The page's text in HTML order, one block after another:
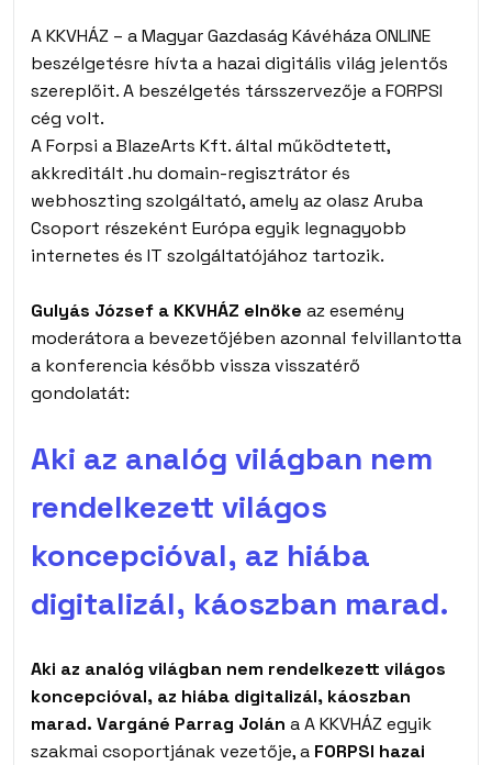
A KKVHÁZ – a Magyar Gazdaság Kávéháza ONLINE
beszélgetésre hívta a hazai digitális világ jelentős
szereplőit. A beszélgetés társszervezője a FORPSI
cég volt.
AForpsi a BlazeArts Kft. által működtetett,
akkreditált .hu domain-regisztrátor és
webhoszting szolgáltató, amely az olasz Aruba
Csoport részeként Európa egyik legnagyobb
internetes és IT szolgáltatójához tartozik.
Gulyás József a KKVHÁZ elnöke az esemény
moderátora a bevezetőjében azonnal felvillantotta
a konferencia később vissza visszatérő
gondolatát:
Aki az analóg világban nem
rendelkezett világos
koncepcióval, az hiába
digitalizál, káoszban marad.
Aki az analóg világban nem rendelkezett világos
koncepcióval, az hiába digitalizál, káoszban
marad. Vargáné Parrag Jolán a A KKVHÁZ egyik
szakmai csoportjának vezetője, a FORPSI hazai